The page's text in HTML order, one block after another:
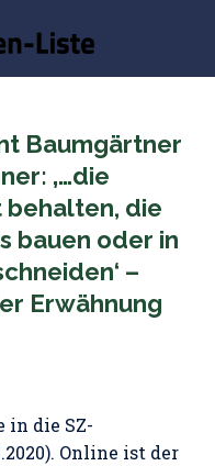
Baumgärtner
‚…die
behalten, die
bauen oder in
–
Erwähnung
in die SZ-
Online ist der